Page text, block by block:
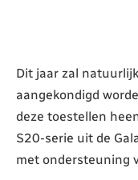
Dit jaar zal
aangekondigd
deze toestellen
S20-serie uit de
met ondersteuning